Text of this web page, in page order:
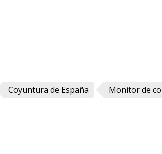
Coyuntura de España Monitor de